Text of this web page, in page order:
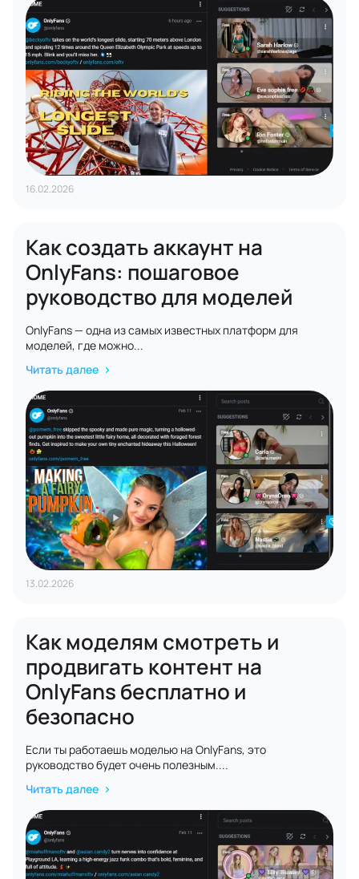
16.02.2026
Как создать аккаунт на
OnlyFans: пошаговое
руководство для моделей
OnlyFans — одна из самых известных платформ для
моделей, где можно...
Читать далее
13.02.2026
Как моделям смотреть и
продвигать контент на
OnlyFans бесплатно и
безопасно
Если ты работаешь моделью на OnlyFans, это
руководство будет очень полезным....
Читать далее